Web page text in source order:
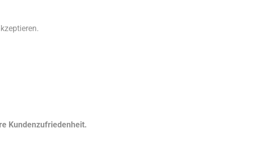
Kundenzufriedenheit.